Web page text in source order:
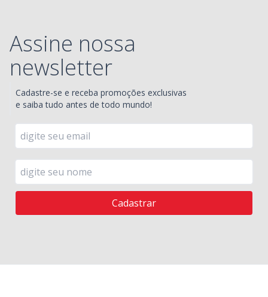
Assine nossa
newsletter
Cadastre-se e receba promoções exclusivas
e saiba tudo antes de todo mundo!